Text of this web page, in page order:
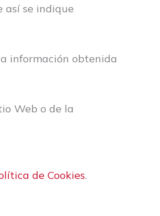
así se indique
información obtenida
Web o de la
de Cookies.